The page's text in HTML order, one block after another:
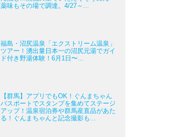
薬味もその場で調達。4/27～...
福島・沼尻温泉「エクストリーム温泉」
ツアー！湧出量日本一の沼尻元湯でガイ
ド付き野湯体験！6月1日〜...
【群馬】アプリでもOK！ぐんまちゃん
パスポートでスタンプを集めてステージ
アップ！温泉宿泊券や群馬産直品があた
る！ぐんまちゃんと記念撮影も...